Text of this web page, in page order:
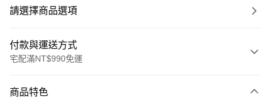
請選擇商品選項
付款與運送方式
宅配滿NT$990免運
信用卡一次付款
商品特色